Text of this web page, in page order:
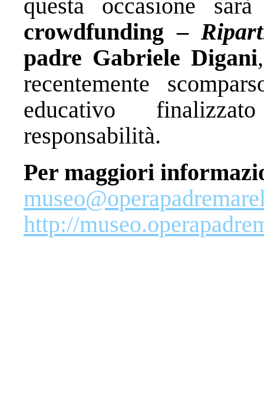
questa occasione
crowdfunding –
padre Gabriele Digani
recentemente
educativo
responsabilità.
Per maggiori
http://